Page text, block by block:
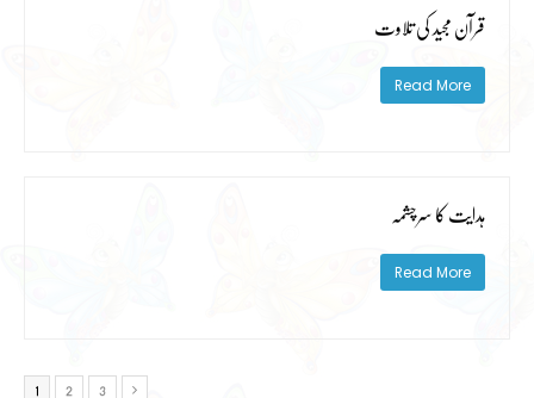
قرآن مجید کی تلاوت
Read More
ہدایت کا سرچشمہ
Read More
1
2
3